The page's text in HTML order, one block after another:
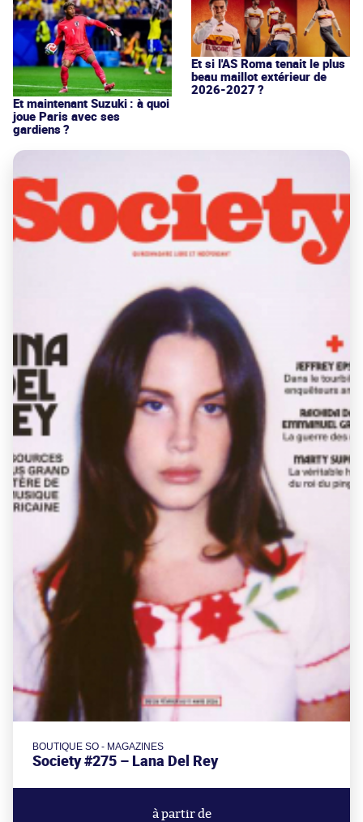
Et maintenant Suzuki : à quoi
joue Paris avec ses
gardiens ?
Et si l'AS Roma tenait le plus
beau maillot extérieur de
2026-2027 ?
BOUTIQUE SO - MAGAZINES
Society #275 – Lana Del Rey
à partir de